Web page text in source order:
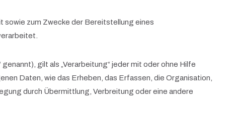
sowie zum Zwecke der Bereitstellung eines
gilt als „Verarbeitung“ jeder mit oder ohne Hilfe
Daten, wie das Erheben, das Erfassen, die Organisation,
durch Übermittlung, Verbreitung oder eine andere